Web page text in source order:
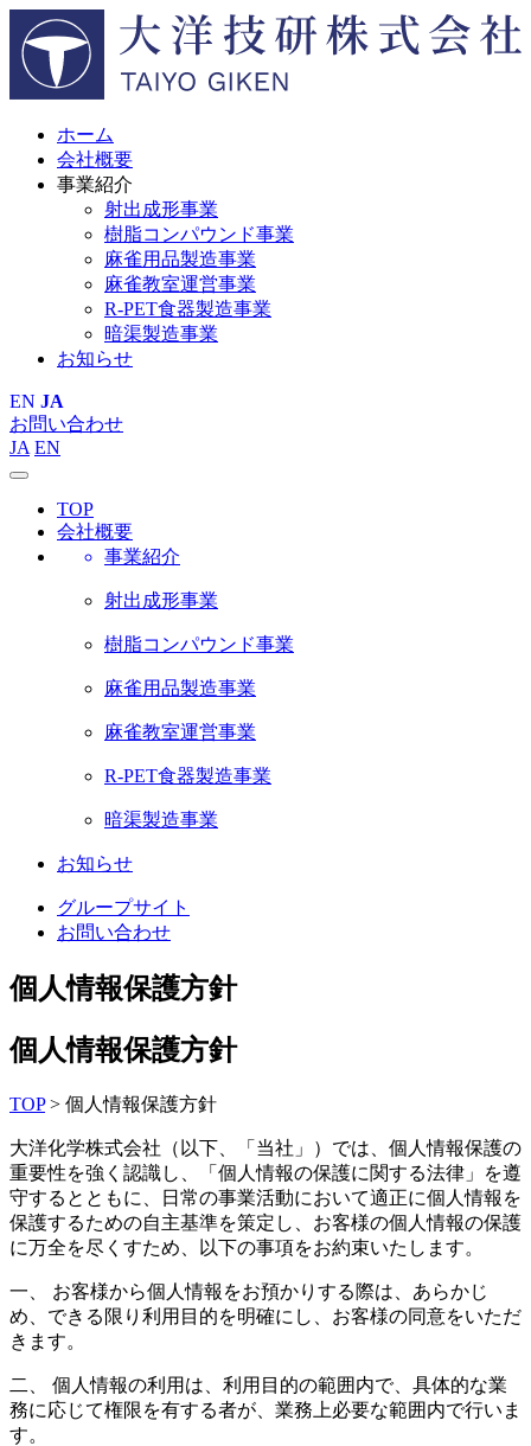
ホーム
会社概要
事業紹介
射出成形事業
樹脂コンパウンド事業
麻雀用品製造事業
麻雀教室運営事業
R-PET食器製造事業
暗渠製造事業
お知らせ
EN JA
お問い合わせ
JA EN
TOP
会社概要
事業紹介
射出成形事業
樹脂コンパウンド事業
麻雀用品製造事業
麻雀教室運営事業
R-PET食器製造事業
暗渠製造事業
お知らせ
グループサイト
お問い合わせ
個人情報保護方針
個人情報保護方針
TOP> 個人情報保護方針
大洋化学株式会社（以下、「当社」）では、個人情報保護の
重要性を強く認識し、「個人情報の保護に関する法律」を遵
守するとともに、日常の事業活動において適正に個人情報を
保護するための自主基準を策定し、お客様の個人情報の保護
に万全を尽くすため、以下の事項をお約束いたします。
一、 お客様から個人情報をお預かりする際は、あらかじ
め、できる限り利用目的を明確にし、お客様の同意をいただ
きます。
二、 個人情報の利用は、利用目的の範囲内で、具体的な業
務に応じて権限を有する者が、業務上必要な範囲内で行いま
す。